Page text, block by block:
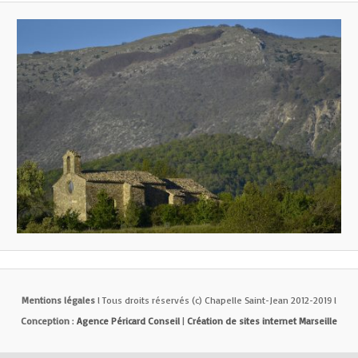
Mentions légales l Tous droits réservés (c) Chapelle Saint-Jean 2012-2019 l
Conception : Agence Péricard Conseil | Création de sites internet Marseille